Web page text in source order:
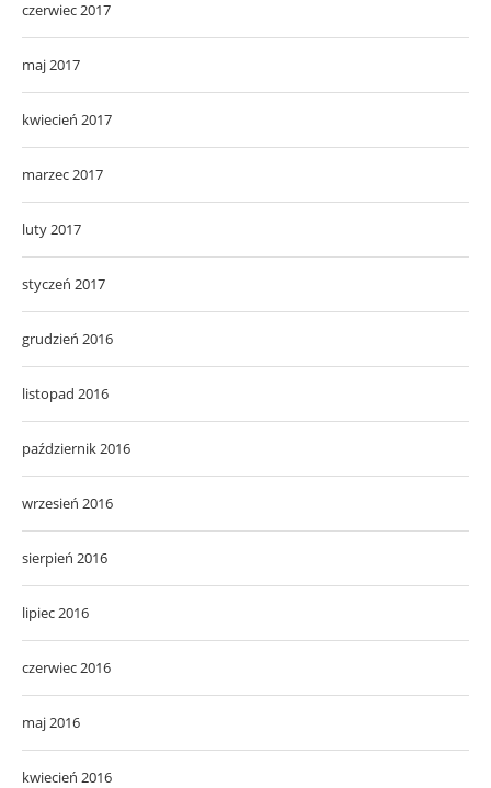
czerwiec 2017
maj 2017
kwiecień 2017
marzec 2017
luty 2017
styczeń 2017
grudzień 2016
listopad 2016
październik 2016
wrzesień 2016
sierpień 2016
lipiec 2016
czerwiec 2016
maj 2016
kwiecień 2016